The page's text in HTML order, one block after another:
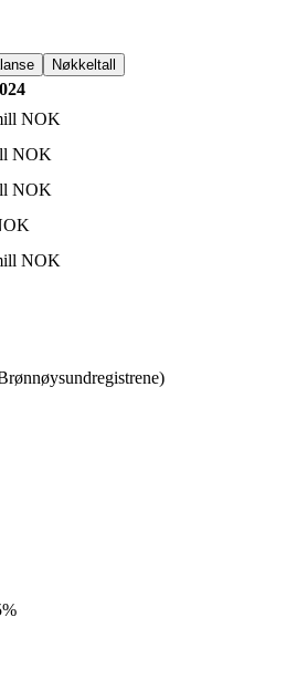
Nøkkeltall
NOK
NOK
NOK
NOK